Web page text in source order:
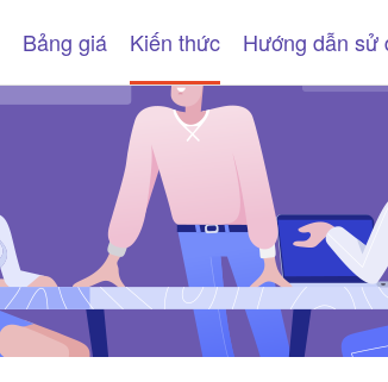
Bảng giá Kiến thức Hướng dẫn sử